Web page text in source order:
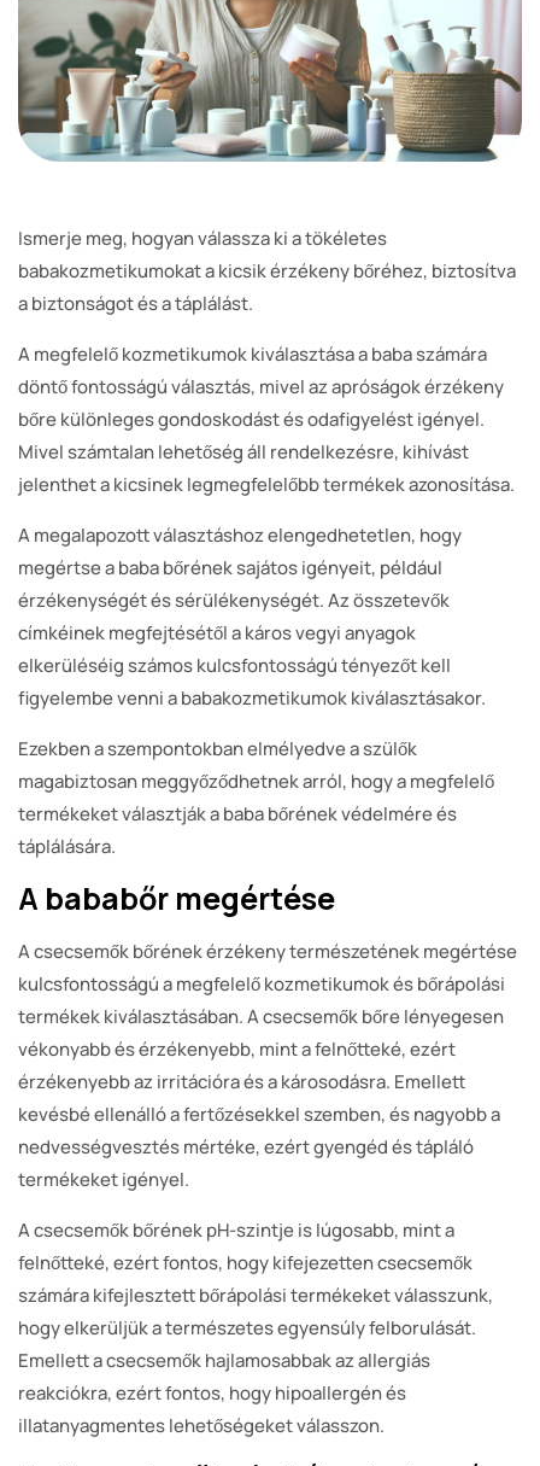
Ismerje meg, hogyan válassza ki a tökéletes
babakozmetikumokat a kicsik érzékeny bőréhez, biztosítva
a biztonságot és a táplálást.
A megfelelő kozmetikumok kiválasztása a baba számára
döntő fontosságú választás, mivel az apróságok érzékeny
bőre különleges gondoskodást és odafigyelést igényel.
Mivel számtalan lehetőség áll rendelkezésre, kihívást
jelenthet a kicsinek legmegfelelőbb termékek azonosítása.
A megalapozott választáshoz elengedhetetlen, hogy
megértse a baba bőrének sajátos igényeit, például
érzékenységét és sérülékenységét. Az összetevők
címkéinek megfejtésétől a káros vegyi anyagok
elkerüléséig számos kulcsfontosságú tényezőt kell
figyelembe venni a babakozmetikumok kiválasztásakor.
Ezekben a szempontokban elmélyedve a szülők
magabiztosan meggyőződhetnek arról, hogy a megfelelő
termékeket választják a baba bőrének védelmére és
táplálására.
A bababőr megértése
A csecsemők bőrének érzékeny természetének megértése
kulcsfontosságú a megfelelő kozmetikumok és bőrápolási
termékek kiválasztásában. A csecsemők bőre lényegesen
vékonyabb és érzékenyebb, mint a felnőtteké, ezért
érzékenyebb az irritációra és a károsodásra. Emellett
kevésbé ellenálló a fertőzésekkel szemben, és nagyobb a
nedvességvesztés mértéke, ezért gyengéd és tápláló
termékeket igényel.
A csecsemők bőrének pH-szintje is lúgosabb, mint a
felnőtteké, ezért fontos, hogy kifejezetten csecsemők
számára kifejlesztett bőrápolási termékeket válasszunk,
hogy elkerüljük a természetes egyensúly felborulását.
Emellett a csecsemők hajlamosabbak az allergiás
reakciókra, ezért fontos, hogy hipoallergén és
illatanyagmentes lehetőségeket válasszon.